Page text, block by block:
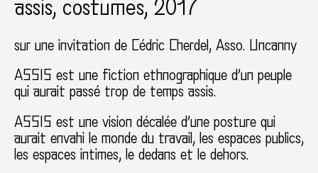
assis, costumes, 2017
sur une invitation de Cédric Cherdel, Asso. Uncanny
ASSIS est une fiction ethnographique d’un peuple
qui aurait passé trop de temps assis.
ASSIS est une vision décalée d’une posture qui
aurait envahi le monde du travail, les espaces publics,
les espaces intimes, le dedans et le dehors.